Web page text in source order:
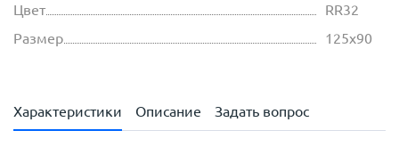
Цвет
RR32
Размер
125х90
Характеристики Описание Задать вопрос